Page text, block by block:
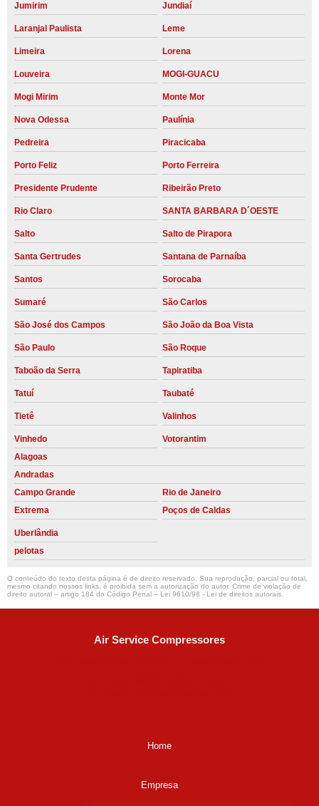
Jumirim Jundiaí
Laranjal Paulista Leme
Limeira Lorena
Louveira MOGI-GUACU
Mogi Mirim Monte Mor
Nova Odessa Paulínia
Pedreira Piracicaba
Porto Feliz Porto Ferreira
Presidente Prudente Ribeirão Preto
Rio Claro SANTA BARBARA D´OESTE
Salto Salto de Pirapora
Santa Gertrudes Santana de Parnaíba
Santos Sorocaba
Sumaré São Carlos
São José dos Campos São João da Boa Vista
São Paulo São Roque
Taboão da Serra Tapiratiba
Tatuí Taubaté
Tietê Valinhos
Vinhedo
Votorantim
Alagoas
Andradas
Campo Grande
Rio de Janeiro
Extrema
Poços de Caldas
Uberlândia
pelotas
O conteúdo do texto desta página é de direito reservado. Sua reprodução, parcial ou total,
mesmo citando nossos links, é proibida sem a autorização do autor. Crime de violação de
direito autoral – artigo 184 do Código Penal – Lei 9610/98 - Lei de direitos autorais.
Air Service Compressores
Home
Empresa